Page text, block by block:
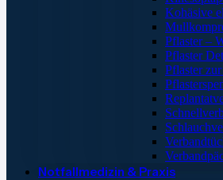
Kohäsive
Pflaster –
Pflaster
Pflaster
Notfallmedizin & Praxis